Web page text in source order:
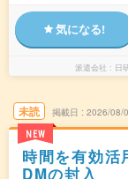
気になる!
派遣会社 日
未読
NEW
掲載日 2026/08/
時間を有効活
DMの封入